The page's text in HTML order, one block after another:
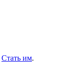
Стать им.